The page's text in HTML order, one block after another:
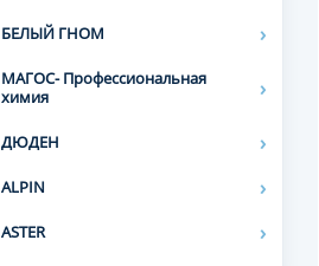
БЕЛЫЙ ГНОМ
МАГОС- Профессиональная
химия
ДЮДЕН
ALPIN
ASTER